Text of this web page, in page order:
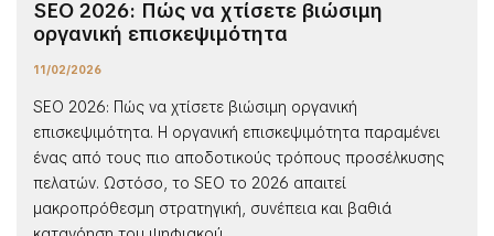
SEO 2026: Πώς να χτίσετε βιώσιμη
οργανική επισκεψιμότητα
11/02/2026
SEO 2026: Πώς να χτίσετε βιώσιμη οργανική
επισκεψιμότητα. Η οργανική επισκεψιμότητα παραμένει
ένας από τους πιο αποδοτικούς τρόπους προσέλκυσης
πελατών. Ωστόσο, το SEO το 2026 απαιτεί
μακροπρόθεσμη στρατηγική, συνέπεια και βαθιά